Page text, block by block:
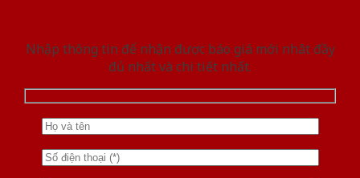
Nhập thông tin để nhận được báo giá mới nhât đầy
đủ nhất và chi tiết nhất.